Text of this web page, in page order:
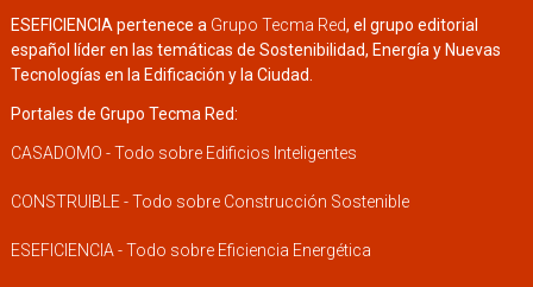
ESEFICIENCIA pertenece a Grupo Tecma Red, el grupo editorial
español líder en las temáticas de Sostenibilidad, Energía y Nuevas
Tecnologías en la Edificación y la Ciudad.
Portales de Grupo Tecma Red:
CASADOMO - Todo sobre Edificios Inteligentes
CONSTRUIBLE - Todo sobre Construcción Sostenible
ESEFICIENCIA - Todo sobre Eficiencia Energética